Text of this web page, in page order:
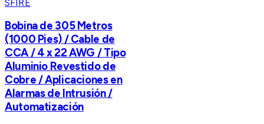
SFIRE
Bobina de 305 Metros
(1000 Pies) / Cable de
CCA / 4 x 22 AWG / Tipo
Aluminio Revestido de
Cobre / Aplicaciones en
Alarmas de Intrusión /
Automatización